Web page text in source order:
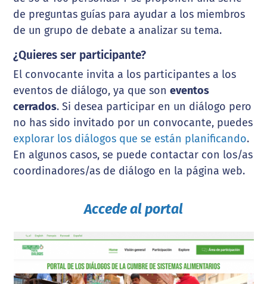
de preguntas guías para ayudar a los miembros
de un grupo de debate a analizar su tema.
¿Quieres ser participante?
El convocante invita a los participantes a los
eventos de diálogo, ya que soneventos
cerrados. Si desea participar en un diálogo pero
no has sido invitado por un convocante, puedes
explorar los diálogos que se están planificando.
En algunos casos, se puede contactar con los/as
coordinadores/as de diálogo en la página web.
Accede al portal